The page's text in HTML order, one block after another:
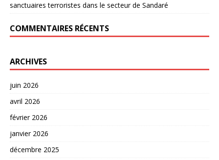
sanctuaires terroristes dans le secteur de Sandaré
COMMENTAIRES RÉCENTS
ARCHIVES
juin 2026
avril 2026
février 2026
janvier 2026
décembre 2025